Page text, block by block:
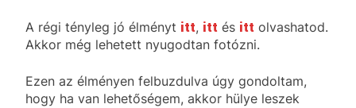
A régi tényleg jó élményt itt, itt és itt olvashatod.
Akkor még lehetett nyugodtan fotózni.
Ezen az élményen felbuzdulva úgy gondoltam,
hogy ha van lehetőségem, akkor hülye leszek